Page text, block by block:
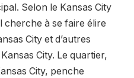
Selon le Kansas City
cherche à se faire élire
City et d’autres
City. Le quartier,
City, penche